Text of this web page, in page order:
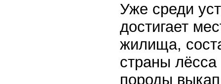
Уже среди
достигает
жилища,
страны
породы